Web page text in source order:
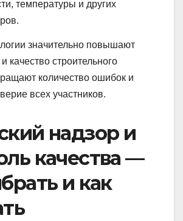
температуры и других
значительно повышают
качество строительного
количество ошибок и
всех участников.
надзор и
качества —
и как